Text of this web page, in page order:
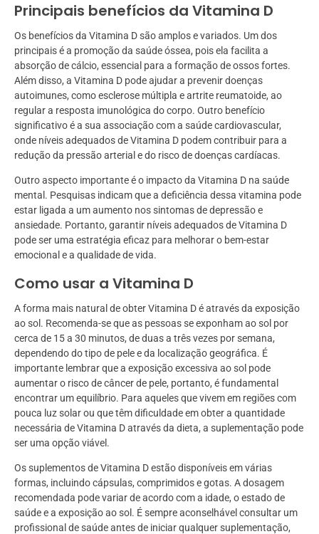
Principais benefícios da Vitamina D
Os benefícios da Vitamina D são amplos e variados. Um dos
principais é a promoção da saúde óssea, pois ela facilita a
absorção de cálcio, essencial para a formação de ossos fortes.
Além disso, a Vitamina D pode ajudar a prevenir doenças
autoimunes, como esclerose múltipla e artrite reumatoide, ao
regular a resposta imunológica do corpo. Outro benefício
significativo é a sua associação com a saúde cardiovascular,
onde níveis adequados de Vitamina D podem contribuir para a
redução da pressão arterial e do risco de doenças cardíacas.
Outro aspecto importante é o impacto da Vitamina D na saúde
mental. Pesquisas indicam que a deficiência dessa vitamina pode
estar ligada a um aumento nos sintomas de depressão e
ansiedade. Portanto, garantir níveis adequados de Vitamina D
pode ser uma estratégia eficaz para melhorar o bem-estar
emocional e a qualidade de vida.
Como usar a Vitamina D
A forma mais natural de obter Vitamina D é através da exposição
ao sol. Recomenda-se que as pessoas se exponham ao sol por
cerca de 15 a 30 minutos, de duas a três vezes por semana,
dependendo do tipo de pele e da localização geográfica. É
importante lembrar que a exposição excessiva ao sol pode
aumentar o risco de câncer de pele, portanto, é fundamental
encontrar um equilíbrio. Para aqueles que vivem em regiões com
pouca luz solar ou que têm dificuldade em obter a quantidade
necessária de Vitamina D através da dieta, a suplementação pode
ser uma opção viável.
Os suplementos de Vitamina D estão disponíveis em várias
formas, incluindo cápsulas, comprimidos e gotas. A dosagem
recomendada pode variar de acordo com a idade, o estado de
saúde e a exposição ao sol. É sempre aconselhável consultar um
profissional de saúde antes de iniciar qualquer suplementação,